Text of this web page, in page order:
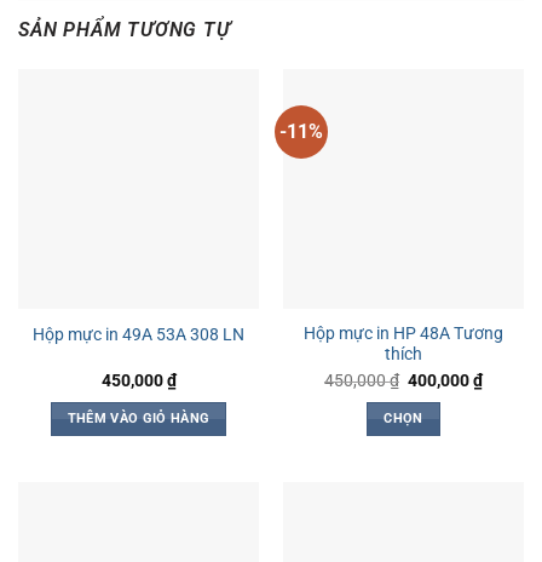
SẢN PHẨM TƯƠNG TỰ
Hộp mực in 49A 53A 308 LN
450,000₫
THÊM VÀO GIỎ HÀNG
-11%
Hộp mực in HP 48A Tương
thích
450,000₫ Giá
là:
450,000 ₫.
400,000₫Giá
hiện
CHỌN